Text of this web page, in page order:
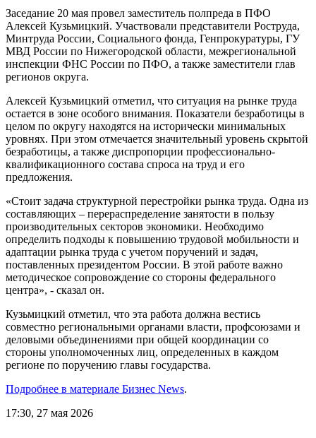
Заседание 20 мая провел заместитель полпреда в ПФО
Алексей Кузьмицкий. Участвовали представители Роструда,
Минтруда России, Социального фонда, Генпрокуратуры, ГУ
МВД России по Нижегородской области, межрегиональной
инспекции ФНС России по ПФО, а также заместители глав
регионов округа.
Алексей Кузьмицкий отметил, что ситуация на рынке труда
остается в зоне особого внимания. Показатели безработицы в
целом по округу находятся на исторически минимальных
уровнях. При этом отмечается значительный уровень скрытой
безработицы, а также диспропорции профессионально-
квалификационного состава спроса на труд и его
предложения.
«Стоит задача структурной перестройки рынка труда. Одна из
составляющих – перераспределение занятости в пользу
производительных секторов экономики. Необходимо
определить подходы к повышению трудовой мобильности и
адаптации рынка труда с учетом поручений и задач,
поставленных президентом России. В этой работе важно
методическое сопровождение со стороны федерального
центра», - сказал он.
Кузьмицкий отметил, что эта работа должна вестись
совместно региональными органами власти, профсоюзами и
деловыми объединениями при общей координации со
стороны уполномоченных лиц, определенных в каждом
регионе по поручению главы государства.
Подробнее в материале Бизнес News.
17:30, 27 мая 2026